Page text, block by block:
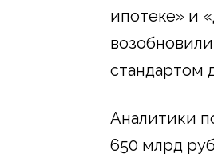
ипотеке» и
стандартом
Аналитики
650 млрд